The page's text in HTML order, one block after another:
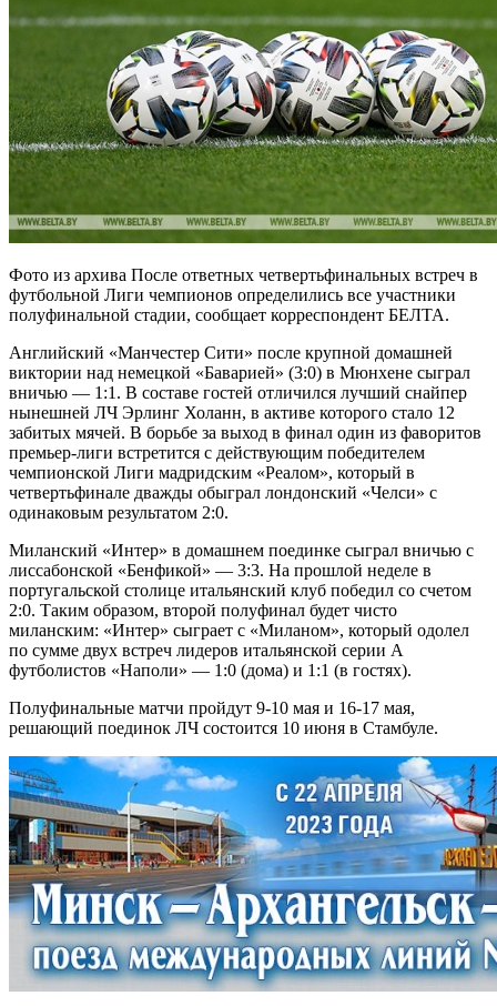
Фото из архива После ответных четвертьфинальных встреч в
футбольной Лиги чемпионов определились все участники
полуфинальной стадии, сообщает корреспондент БЕЛТА.
Английский «Манчестер Сити» после крупной домашней
виктории над немецкой «Баварией» (3:0) в Мюнхене сыграл
вничью — 1:1. В составе гостей отличился лучший снайпер
нынешней ЛЧ Эрлинг Холанн, в активе которого стало 12
забитых мячей. В борьбе за выход в финал один из фаворитов
премьер-лиги встретится с действующим победителем
чемпионской Лиги мадридским «Реалом», который в
четвертьфинале дважды обыграл лондонский «Челси» с
одинаковым результатом 2:0.
Миланский «Интер» в домашнем поединке сыграл вничью с
лиссабонской «Бенфикой» — 3:3. На прошлой неделе в
португальской столице итальянский клуб победил со счетом
2:0. Таким образом, второй полуфинал будет чисто
миланским: «Интер» сыграет с «Миланом», который одолел
по сумме двух встреч лидеров итальянской серии А
футболистов «Наполи» — 1:0 (дома) и 1:1 (в гостях).
Полуфинальные матчи пройдут 9-10 мая и 16-17 мая,
решающий поединок ЛЧ состоится 10 июня в Стамбуле.